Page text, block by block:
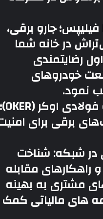
جارو برقی،
در خانه شما
رضایتمندی
خودروهای
نمود.
معرفی کرکره فولادی اوکر (OKER)؛
برقی برای
در شبکه: شناخت
راهکارهای مقابله
مشتری به بهینه
های مالیاتی کمک